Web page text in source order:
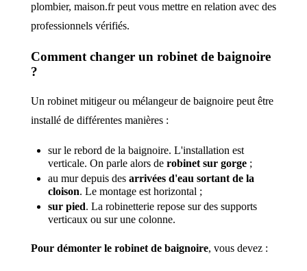
plombier, maison.fr peut vous mettre en relation avec des
professionnels vérifiés.
Comment changer un robinet de baignoire
?
Un robinet mitigeur ou mélangeur de baignoire peut être
installé de différentes manières :
sur le rebord de la baignoire. L'installation est
verticale. On parle alors de robinet sur gorge;
au mur depuis des arrivées d'eau sortant de la
cloison. Le montage est horizontal ;
sur pied. La robinetterie repose sur des supports
verticaux ou sur une colonne.
Pour démonter le robinet de baignoire, vous devez :